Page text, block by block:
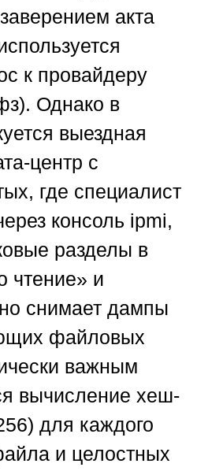
акта
к провайдеру
Однако в
выездная
центр с
где специалист
консоль ipmi,
разделы в
чтение» и
снимает дампы
файловых
важным
вычисление хеш-
для каждого
и целостных